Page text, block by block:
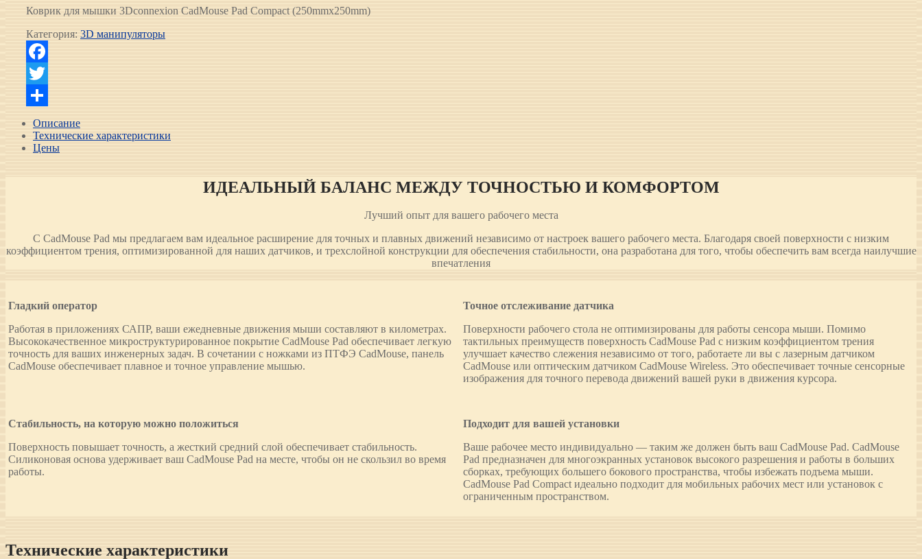
Коврик для мышки 3Dconnexion CadMouse Pad Compact (250mmx250mm)
Категория: 3D манипуляторы
Facebook
Twitter
Отправить
Описание
Технические характеристики
Цены
ИДЕАЛЬНЫЙ БАЛАНС МЕЖДУ ТОЧНОСТЬЮ И КОМФОРТОМ
Лучший опыт для вашего рабочего места
С CadMouse Pad мы предлагаем вам идеальное расширение для точных и плавных движений независимо от настроек вашего рабочего места. Благодаря своей поверхности с низким
коэффициентом трения, оптимизированной для наших датчиков, и трехслойной конструкции для обеспечения стабильности, она разработана для того, чтобы обеспечить вам всегда наилучшие
впечатления
Гладкий оператор
Работая в приложениях САПР, ваши ежедневные движения мыши составляют в километрах.
Высококачественное микроструктурированное покрытие CadMouse Pad обеспечивает легкую
точность для ваших инженерных задач. В сочетании с ножками из ПТФЭ CadMouse, панель
CadMouse обеспечивает плавное и точное управление мышью.
Точное отслеживание датчика
Поверхности рабочего стола не оптимизированы для работы сенсора мыши. Помимо
тактильных преимуществ поверхность CadMouse Pad с низким коэффициентом трения
улучшает качество слежения независимо от того, работаете ли вы с лазерным датчиком
CadMouse или оптическим датчиком CadMouse Wireless. Это обеспечивает точные сенсорные
изображения для точного перевода движений вашей руки в движения курсора.
Стабильность, на которую можно положиться
Поверхность повышает точность, а жесткий средний слой обеспечивает стабильность.
Силиконовая основа удерживает ваш CadMouse Pad на месте, чтобы он не скользил во время
работы.
Подходит для вашей установки
Ваше рабочее место индивидуально — таким же должен быть ваш CadMouse Pad. CadMouse
Pad предназначен для многоэкранных установок высокого разрешения и работы в больших
сборках, требующих большего бокового пространства, чтобы избежать подъема мыши.
CadMouse Pad Compact идеально подходит для мобильных рабочих мест или установок с
ограниченным пространством.
Технические характеристики